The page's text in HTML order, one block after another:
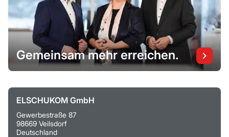
ELSCHUKOM GmbH
Gewerbestraße 87
98669 Veilsdorf
Deutschland
Gemeinsam mehr erreichen.